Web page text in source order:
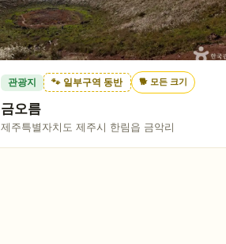
관광지 🐾 일부구역 동반 🐕 모든 크기
금오름
제주특별자치도 제주시 한림읍 금악리